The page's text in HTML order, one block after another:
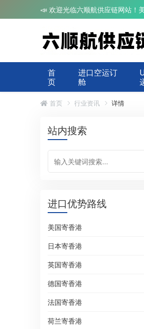
📣 欢迎光临六顺航供应链网站！
首
页
进口空运订
舱
首页 行业资讯 详情
站内搜索
进口优势路线
美国寄香港
日本寄香港
英国寄香港
德国寄香港
法国寄香港
荷兰寄香港